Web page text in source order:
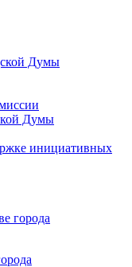
Думы
Думы
инициативных
города